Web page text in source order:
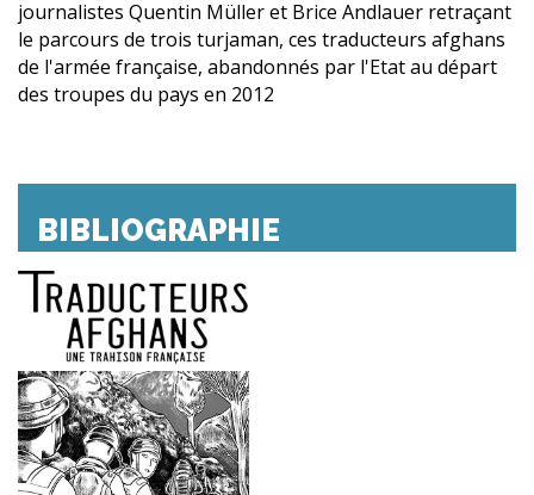
journalistes Quentin Müller et Brice Andlauer retraçant
le parcours de trois turjaman, ces traducteurs afghans
de l'armée française, abandonnés par l'Etat au départ
des troupes du pays en 2012
BIBLIOGRAPHIE